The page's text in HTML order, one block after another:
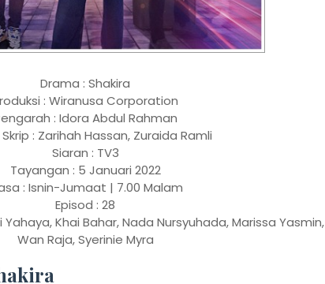
Drama : Shakira
: Wiranusa Corporation
: Idora Abdul Rahman
: Zarihah Hassan, Zuraida Ramli
Siaran : TV3
Tayangan : 5 Januari 2022
: Isnin-Jumaat | 7.00 Malam
Episod : 28
Yahaya, Khai Bahar, Nada Nursyuhada, Marissa Yasmin,
Wan Raja, Syerinie Myra